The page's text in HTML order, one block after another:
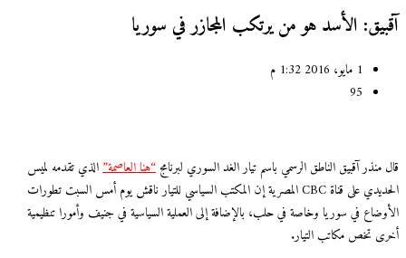
الأسد هو من يرتكب المجازر في سوريا
1 مايو، 2016 1:32 م
95
آقبيق الناطق الرسمي باسم تيار الغد السوري لبرنامج“هنا العاصمة”الذي تقدمه لميس
الحديدي على قناة CBC المصرية إن المكتب السياسي للتيار ناقش يوم أمس السبت تطورات
في سوريا وخاصة في حلب، بالإضافة إلى العملية السياسية في جنيف وأمورا تنظيمية
تخص مكاتب التيار.